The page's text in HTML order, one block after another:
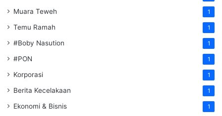
Muara Teweh 1
Temu Ramah 1
#Boby Nasution 1
#PON 1
Korporasi 1
Berita Kecelakaan 1
Ekonomi & Bisnis 1